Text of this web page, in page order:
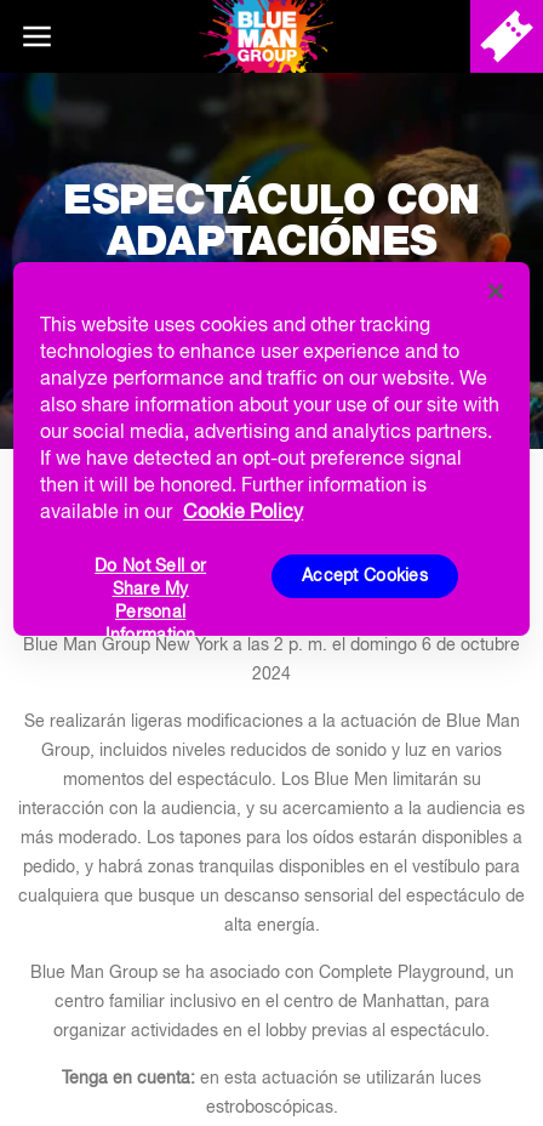
ESPECTÁCULO CON
ADAPTACIÓNES
SENSORIALES NUEVA
YORK
2PM, 1 DE OCTUBRE DE 2023:
ESPECTÁCULO CON ADAPTACIÓNES
SENSORIALES EN NUEVA YORK
YAIcon una actuación especial para los sentidos de
Blue Man Group New York a las 2 p. m. el domingo 6 de octubre
2024
Se realizarán ligeras modificaciones a la actuación de Blue Man
Group, incluidos niveles reducidos de sonido y luz en varios
momentos del espectáculo. Los Blue Men limitarán su
interacción con la audiencia, y su acercamiento a la audiencia es
más moderado. Los tapones para los oídos estarán disponibles a
pedido, y habrá zonas tranquilas disponibles en el vestíbulo para
cualquiera que busque un descanso sensorial del espectáculo de
alta energía.
Blue Man Group se ha asociado con Complete Playground, un
centro familiar inclusivo en el centro de Manhattan, para
organizar actividades en el lobby previas al espectáculo.
Tenga en cuenta: en esta actuación se utilizarán luces
estroboscópicas.
This website uses cookies and other tracking
technologies to enhance user experience and to
analyze performance and traffic on our website. We
also share information about your use of our site with
our social media, advertising and analytics partners.
If we have detected an opt-out preference signal
then it will be honored. Further information is
available in our Cookie Policy
Do Not Sell or
Share My
Personal
Information
Accept Cookies